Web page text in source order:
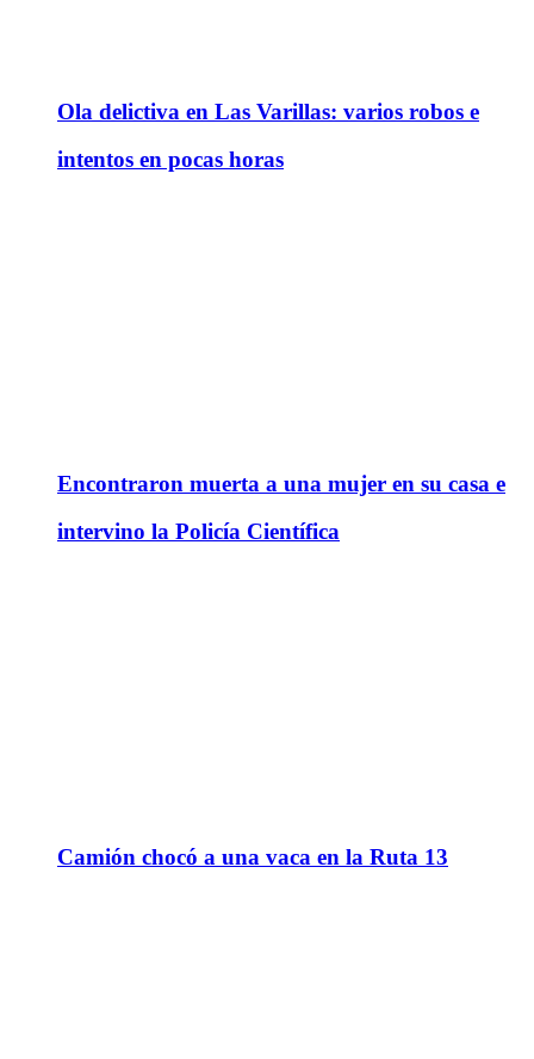
Ola delictiva en Las Varillas: varios robos e
intentos en pocas horas
Encontraron muerta a una mujer en su casa e
intervino la Policía Científica
Camión chocó a una vaca en la Ruta 13